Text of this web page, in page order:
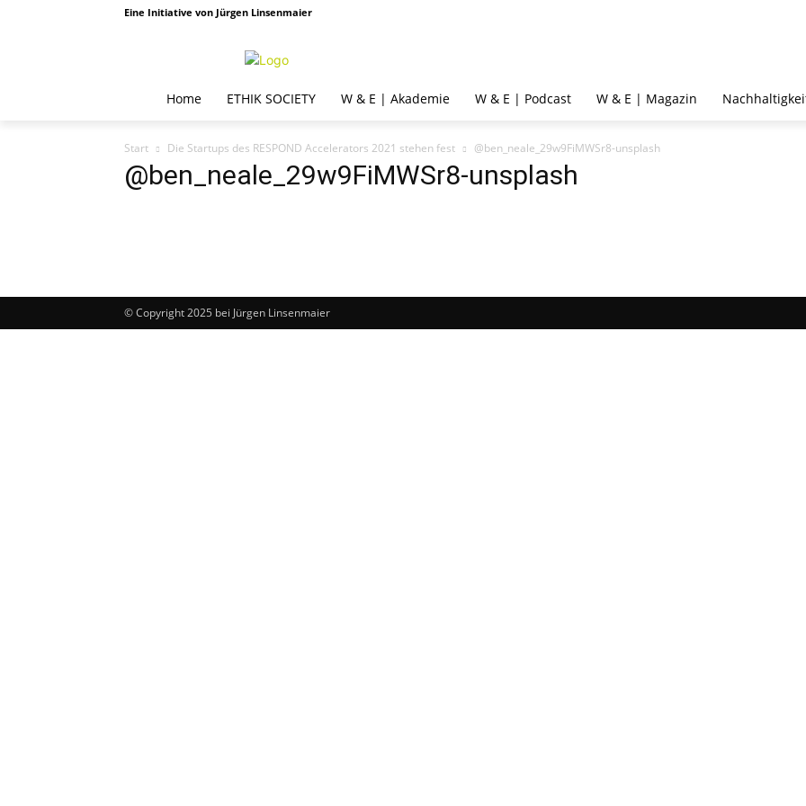
Eine Initiative von Jürgen Linsenmaier
Home ETHIK SOCIETY W & E | Akademie W & E | Podcast W & E | Magazin
Start Die Startups des RESPOND Accelerators 2021 stehen fest @ben_neale_29w9FiMWSr8-unsplash
@ben_neale_29w9FiMWSr8-unsplash
© Copyright 2025 bei Jürgen Linsenmaier